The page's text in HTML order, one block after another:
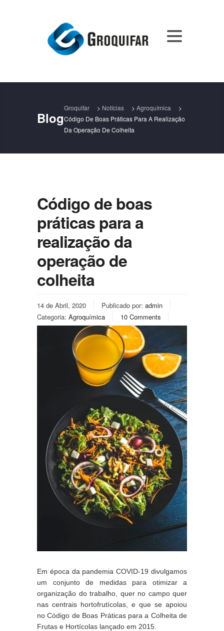
Blog
Groquifar > Notícias > Agroquímica
>
Código De Boas Práticas Para A Realização
Da Operação De Colheita
Código de boas
práticas para a
realização da
operação de
colheita
14 de Abril, 2020 Publicado por: admin
Categoria: Agroquímica 10 Comments
Em época da pandemia COVID-19 divulgamos
um conjunto de medidas para otimizar a
organização do trabalho, quer no campo quer
nas centrais hortofrutícolas, e que se apoiou
no Código de Boas Práticas para a Colheita de
Frutas e Hortícolas lançado em 2015.